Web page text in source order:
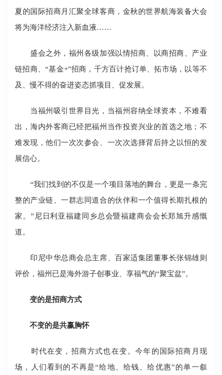
夏的国际招商月汇聚全球客商，金秋的世界航海装备大会
将为海洋经济注入新血液……
盛会之外，福州各级加强以情招商、以商招商、产业
链招商、“基金+”招商，千方百计抢订单、拓市场，以等不
及、慢不得的奋进姿态抓项目、促发展。
当福州吸引世界目光，当福州容纳全球资本，不难看
出，海内外客商已经把福州当作投资兴业的首选之地；不
难发现，他们一次次参会、一次次选择背后持之以恒的发
展信心。
“我们找到的不仅是一个项目落地的舞台，更是一条完
整的产业链、一群志同道合的伙伴和一个值得长期扎根的
家。”尼日利亚福建同乡总会暨福建商会会长郑旭升感慨
道。
印尼中华总商会总主席、百家适集团董事长张锦雄则
评价，福州已是海外游子创事业、享福气的“聚宝盆”。
变的是招商方式
不变的是共赢胸怀
时代在变，招商方式也在变。今年的国际招商月现
场，人们看到的不再是“给地、给钱、给优惠”的单一叙